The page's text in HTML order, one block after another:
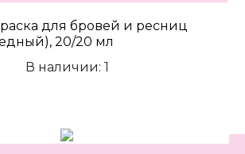
для бровей и ресниц
20/20 мл
В наличии: 1